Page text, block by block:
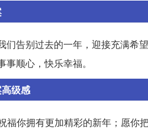
们告别过去的一年，迎接充满希
顺心，快乐幸福。
级感
福你拥有更加精彩的新年；愿你